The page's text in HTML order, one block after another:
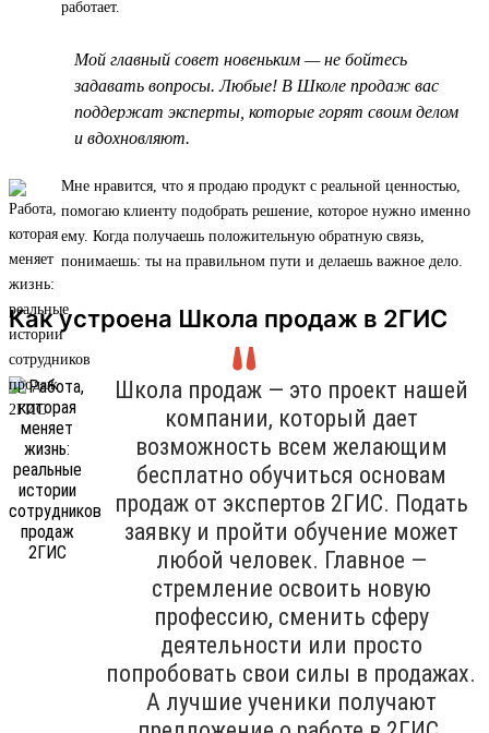
работает.
Мой главный совет новеньким — не бойтесь
задавать вопросы. Любые! В Школе продаж вас
поддержат эксперты, которые горят своим делом
и вдохновляют.
Мне нравится, что я продаю продукт с реальной ценностью,
помогаю клиенту подобрать решение, которое нужно именно
ему. Когда получаешь положительную обратную связь,
понимаешь: ты на правильном пути и делаешь важное дело.
Как устроена Школа продаж в 2ГИС
Школа продаж — это проект нашей
компании, который дает
возможность всем желающим
бесплатно обучиться основам
продаж от экспертов 2ГИС. Подать
заявку и пройти обучение может
любой человек. Главное —
стремление освоить новую
профессию, сменить сферу
деятельности или просто
попробовать свои силы в продажах.
А лучшие ученики получают